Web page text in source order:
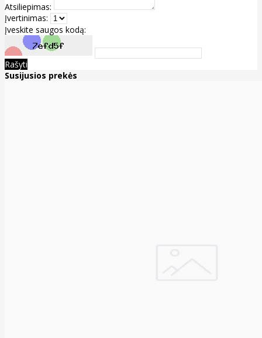
Atsiliepimas:
Įvertinimas:
Įveskite saugos kodą:
Rašyti
Susijusios prekės